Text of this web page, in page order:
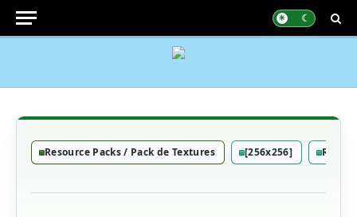
Resource Packs / Pack de Textures [256x256]